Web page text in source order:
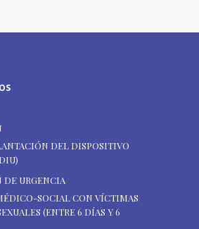
DEL DISPOSITIVO
DE URGENCIA
SOCIAL CON VÍCTIMAS
(ENTRE 6 DÍAS Y 6